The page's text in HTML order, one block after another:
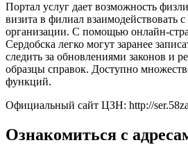
Портал услуг дает возможность
визита в филиал взаимодействовать
организации. С помощью онлайн-
Сердобска легко могут заранее
следить за обновлениями законов и
образцы справок. Доступно
функций.
Официальный сайт ЦЗН: http://
Ознакомиться с